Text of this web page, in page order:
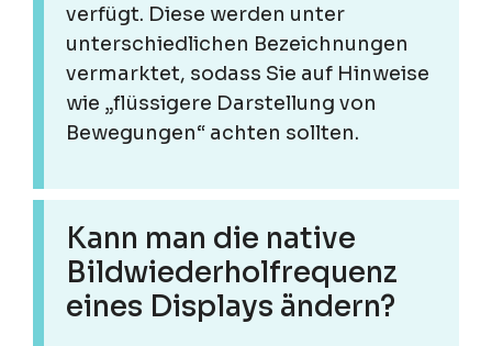
verfügt. Diese werden unter
unterschiedlichen Bezeichnungen
vermarktet, sodass Sie auf Hinweise
wie „flüssigere Darstellung von
Bewegungen“ achten sollten.
Kann man die native
Bildwiederholfrequenz
eines Displays ändern?